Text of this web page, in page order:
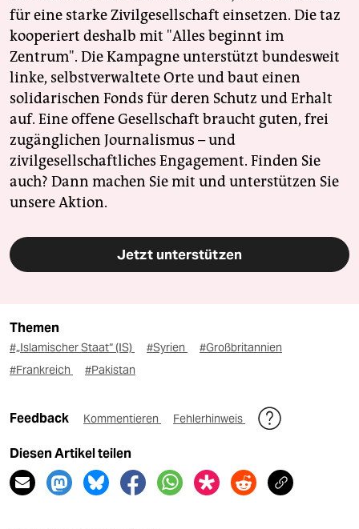
für eine starke Zivilgesellschaft einsetzen. Die taz
kooperiert deshalb mit "Alles beginnt im
Zentrum". Die Kampagne unterstützt bundesweit
linke, selbstverwaltete Orte und baut einen
solidarischen Fonds für deren Schutz und Erhalt
auf. Eine offene Gesellschaft braucht guten, frei
zugänglichen Journalismus – und
zivilgesellschaftliches Engagement. Finden Sie
auch? Dann machen Sie mit und unterstützen Sie
unsere Aktion.
Jetzt unterstützen
Themen
#„Islamischer Staat“ (IS) #Syrien
#Großbritannien
#Frankreich
#Pakistan
Feedback Kommentieren Fehlerhinweis
Diesen Artikel teilen